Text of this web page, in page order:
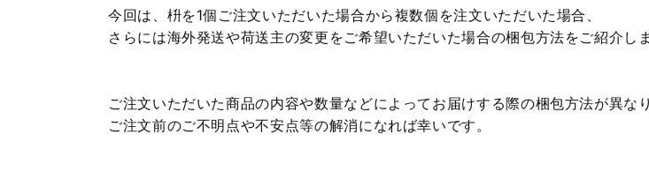
今回は、枡を1個ご注文いただいた場合から複数個を注文いただいた場合、
さらには海外発送や荷送主の変更をご希望いただいた場合の梱包方法をご紹介しま
ご注文いただいた商品の内容や数量などによってお届けする際の梱包方法が異な
ご注文前のご不明点や不安点等の解消になれば幸いです。